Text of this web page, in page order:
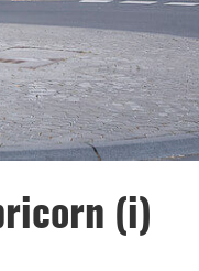
(i)